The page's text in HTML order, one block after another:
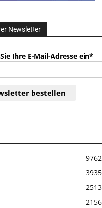
Newsletter
Ihre E-Mail-Adresse ein*
bestellen
9762
3935
2513
2156